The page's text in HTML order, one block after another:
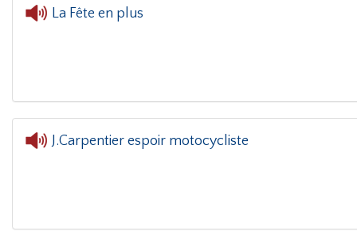
La Fête en plus
J.Carpentier espoir motocycliste